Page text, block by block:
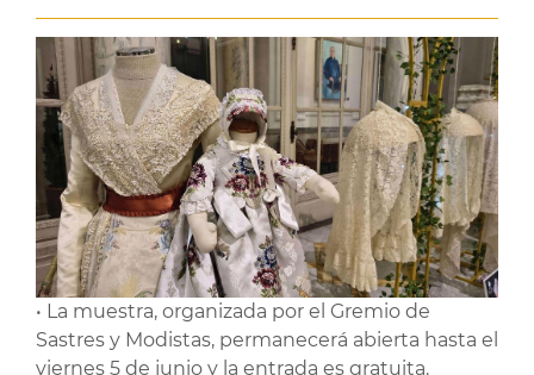
• La muestra, organizada por el Gremio de
Sastres y Modistas, permanecerá abierta hasta el
viernes 5 de junio y la entrada es gratuita.